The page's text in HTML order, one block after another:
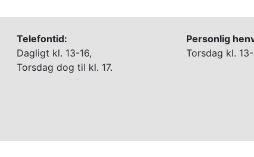
Telefontid:
Dagligt kl. 13-16,
Torsdag dog til kl. 17.
Personlig
Torsdag kl.